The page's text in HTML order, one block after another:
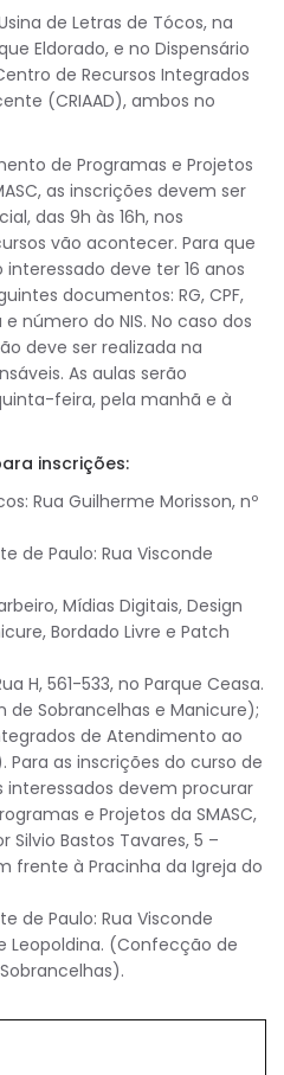
de Letras de Tócos, na
Eldorado, e no Dispensário
de Recursos Integrados
(CRIAAD), ambos no
de Programas e Projetos
as inscrições devem ser
das 9h às 16h, nos
vão acontecer. Para que
deve ter 16 anos
documentos: RG, CPF,
número do NIS. No caso dos
deve ser realizada na
As aulas serão
feira, pela manhã e à
inscrições:
Rua Guilherme Morisson, nº
de Paulo: Rua Visconde
Mídias Digitais, Design
Bordado Livre e Patch
H, 561-533, no Parque Ceasa.
de Sobrancelhas e Manicure);
de Atendimento ao
Para as inscrições do curso de
interessados devem procurar
e Projetos da SMASC,
Silvio Bastos Tavares, 5 –
frente à Pracinha da Igreja do
de Paulo: Rua Visconde
Leopoldina. (Confecção de